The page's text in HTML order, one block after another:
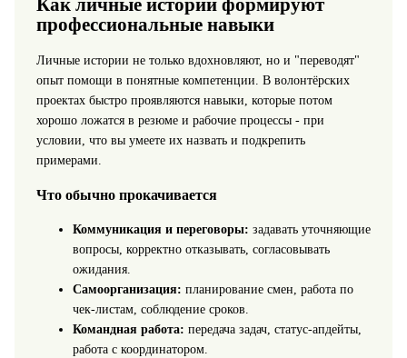
Как личные истории формируют
профессиональные навыки
Личные истории не только вдохновляют, но и "переводят"
опыт помощи в понятные компетенции. В волонтёрских
проектах быстро проявляются навыки, которые потом
хорошо ложатся в резюме и рабочие процессы - при
условии, что вы умеете их назвать и подкрепить
примерами.
Что обычно прокачивается
Коммуникация и переговоры: задавать уточняющие
вопросы, корректно отказывать, согласовывать
ожидания.
Самоорганизация: планирование смен, работа по
чек-листам, соблюдение сроков.
Командная работа: передача задач, статус-апдейты,
работа с координатором.